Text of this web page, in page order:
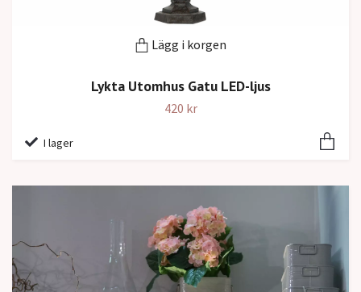
Lägg i korgen
Lykta Utomhus Gatu LED-ljus
420 kr
I lager